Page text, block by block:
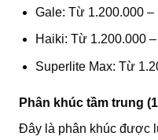
Gale: Từ 1.200.000 –
Haiki: Từ 1.200.000
Superlite Max: Từ
Phân khúc tầm trung
Đây là phân khúc được